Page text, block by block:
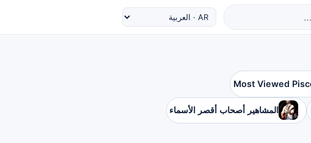
Most Viewed
المشاهير أصحاب أقصر الأسماء